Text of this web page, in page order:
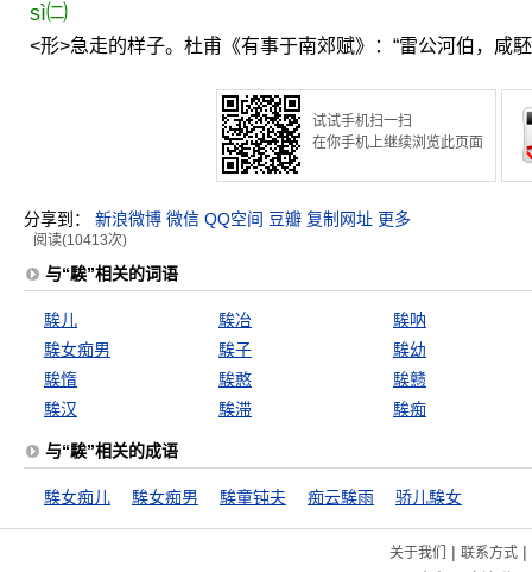
sì㈡
<形>急走的样子。杜甫《有事于南郊赋》：“雷公河伯，咸駓
试试手机扫一扫
在你手机上继续浏览此页面
分享到： 新浪微博 微信 QQ空间 豆瓣 复制网址 更多
阅读(10413次)
与“騃”相关的词语
騃儿 騃冶
騃呐
騃女痴男
騃子
騃幼
騃惰
騃憨
騃戆
騃汉
騃滞 騃痴
与“騃”相关的成语
騃女痴儿 騃女痴男 騃童钝夫 痴云騃雨 骄儿騃女
关于我们 | 联系方式|